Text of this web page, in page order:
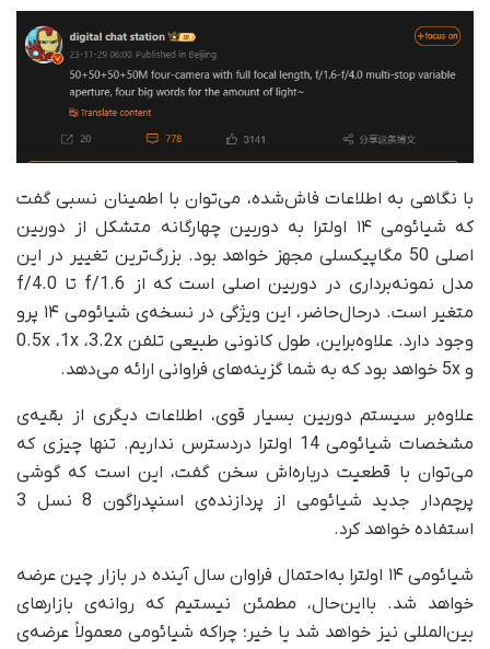
با نگاهی به اطلاعات فاش‌شده، می‌توان با اطمینان نسبی گفت
که شیائومی ۱۴ اولترا به دوربین چهارگانه متشکل از دوربین
اصلی 50 مگاپیکسلی مجهز خواهد بود. بزرگ‌ترین تغییر در این
مدل نمونه‌برداری در دوربین اصلی است که از f/1.6 تا f/4.0
متغیر است. در‌حال‌حاضر، این ویژگی در نسخه‌ی شیائومی ۱۴ پرو
وجود دارد. علاوه‌بر‌این، طول کانونی طبیعی تلفن 0.5x ،1x ،3.2x
و 5x خواهد بود که به شما گزینه‌های فراوانی ارائه می‌دهد.
علاوه‌بر سیستم دوربین بسیار قوی، اطلاعات دیگری از بقیه‌ی
مشخصات شیائومی 14 اولترا دردسترس نداریم. تنها چیزی که
می‌توان با قطعیت درباره‌اش سخن گفت، این است که گوشی
پرچم‌دار جدید شیائومی از پردازنده‌ی اسنپدراگون 8 نسل 3
استفاده خواهد کرد.
شیائومی ۱۴ اولترا به‌احتمال فراوان سال آینده در بازار چین عرضه
خواهد شد. با‌این‌حال، مطمئن نیستیم که روانه‌ی بازارهای
بین‌المللی نیز خواهد شد یا خیر؛ چرا‌که شیائومی معمولاً عرضه‌ی